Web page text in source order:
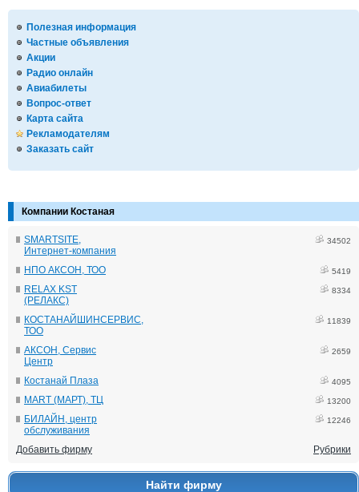
Полезная информация
Частные объявления
Акции
Радио онлайн
Авиабилеты
Вопрос-ответ
Карта сайта
Рекламодателям
Заказать сайт
Компании Костаная
SMARTSITE,
Интернет-компания
34502
НПО АКСОН, ТОО 5419
RELAX KST
(РЕЛАКС)
8334
КОСТАНАЙШИНСЕРВИС,
ТОО
11839
АКСОН, Сервис
Центр
2659
Костанай Плаза 4095
MART (МАРТ), ТЦ 13200
БИЛАЙН, центр
обслуживания
12246
Добавить фирму Рубрики
Найти фирму